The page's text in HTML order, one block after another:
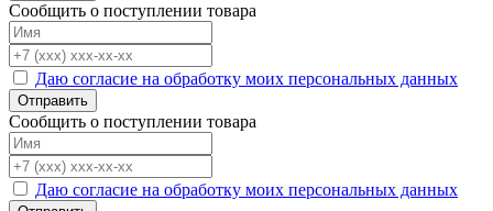
Сообщить о поступлении товара
Даю согласие на обработку моих персональных данных
Отправить
Сообщить о поступлении товара
Даю согласие на обработку моих персональных данных